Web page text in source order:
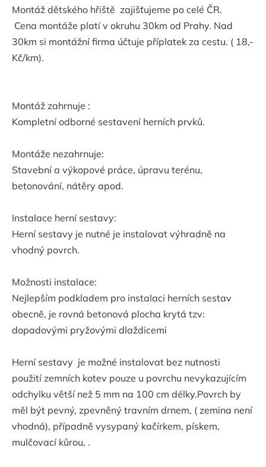
Montáž dětského hřiště zajišťujeme po celé ČR.
Cena montáže platí v okruhu 30km od Prahy. Nad
30km si montážní firma účtuje příplatek za cestu. ( 18,-
Kč/km).
Montáž zahrnuje :
Kompletní odborné sestavení herních prvků.
Montáže nezahrnuje:
Stavební a výkopové práce, úpravu terénu,
betonování, nátěry apod.
Instalace herní sestavy:
Herní sestavy je nutné je instalovat výhradně na
vhodný povrch.
Možnosti instalace:
Nejlepším podkladem pro instalaci herních sestav
obecně, je rovná betonová plocha krytá tzv:
dopadovými pryžovými dlaždicemi
Herní sestavy je možné instalovat bez nutnosti
použití zemních kotev pouze u povrchu nevykazujícím
odchylku větší než 5 mm na 100 cm délky.Povrch by
měl být pevný, zpevněný travním drnem, ( zemina není
vhodná), případně vysypaný kačírkem, pískem,
mulčovací kůrou, .